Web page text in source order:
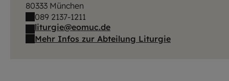
80333 München
089 2137-1211
liturgie@eomuc.de
Mehr Infos zur Abteilung Liturgie